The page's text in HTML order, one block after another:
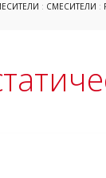
: СМЕСИТЕЛИ :